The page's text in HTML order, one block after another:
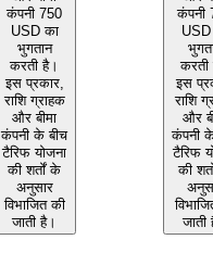
कंपनी 750
USD का
भुगतान
करती है।
इस प्रकार,
राशि ग्राहक
और बीमा
कंपनी के बीच
टैरिफ योजना
की शर्तों के
अनुसार
विभाजित की
जाती है।
कंपनी
इस
राशि
और
कंपनी
टैरिफ
की
जाती